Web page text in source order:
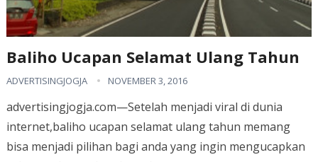
Baliho Ucapan Selamat Ulang Tahun
ADVERTISINGJOGJA NOVEMBER 3, 2016
advertisingjogja.com—Setelah menjadi viral di dunia
internet,baliho ucapan selamat ulang tahun memang
bisa menjadi pilihan bagi anda yang ingin mengucapkan